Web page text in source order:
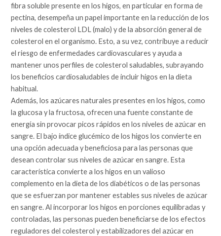
fibra soluble presente en los higos, en particular en forma de
pectina, desempeña un papel importante en la reducción de los
niveles de colesterol LDL (malo) y de la absorción general de
colesterol en el organismo. Esto, a su vez, contribuye a reducir
el riesgo de enfermedades cardiovasculares y ayuda a
mantener unos perfiles de colesterol saludables, subrayando
los beneficios cardiosaludables de incluir higos en la dieta
habitual.
Además, los azúcares naturales presentes en los higos, como
la glucosa y la fructosa, ofrecen una fuente constante de
energía sin provocar picos rápidos en los niveles de azúcar en
sangre. El bajo índice glucémico de los higos los convierte en
una opción adecuada y beneficiosa para las personas que
desean controlar sus niveles de azúcar en sangre. Esta
característica convierte a los higos en un valioso
complemento en la dieta de los diabéticos o de las personas
que se esfuerzan por mantener estables sus niveles de azúcar
en sangre. Al incorporar los higos en porciones equilibradas y
controladas, las personas pueden beneficiarse de los efectos
reguladores del colesterol y estabilizadores del azúcar en